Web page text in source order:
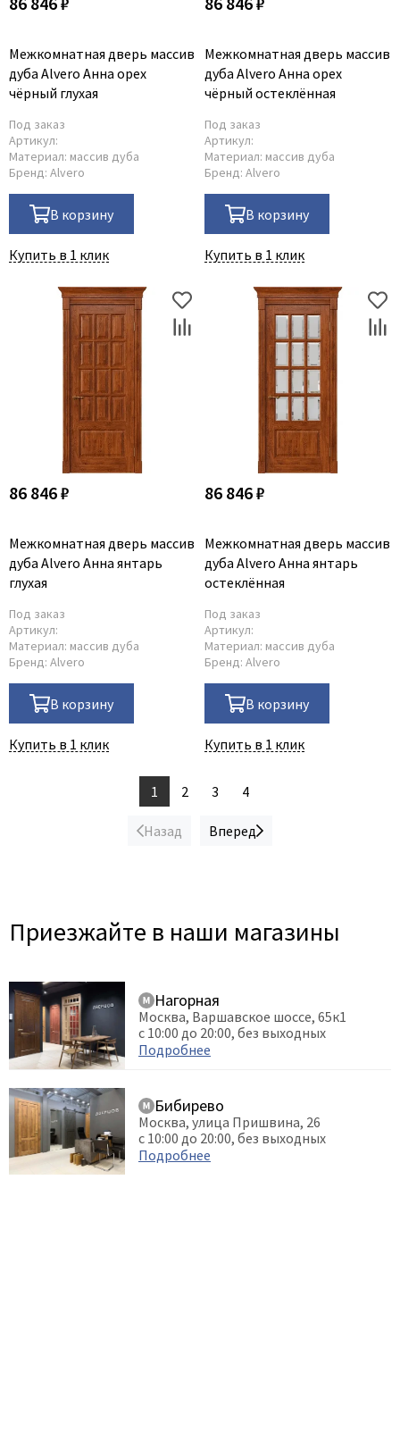
Межкомнатная дверь массив
дуба Alvero Анна орех
чёрный глухая
Под заказ
Артикул:
Материал: массив дуба
Бренд: Alvero
В корзину
Купить в 1 клик
Межкомнатная дверь массив
дуба Alvero Анна орех
чёрный остеклённая
Под заказ
Артикул:
Материал: массив дуба
Бренд: Alvero
В корзину
Купить в 1 клик
86 846 ₽
Межкомнатная дверь массив
дуба Alvero Анна янтарь
глухая
Под заказ
Артикул:
Материал: массив дуба
Бренд: Alvero
В корзину
Купить в 1 клик
86 846 ₽
Межкомнатная дверь массив
дуба Alvero Анна янтарь
остеклённая
Под заказ
Артикул:
Материал: массив дуба
Бренд: Alvero
В корзину
Купить в 1 клик
Назад
1 2 3 4
Вперед
Приезжайте в наши магазины
Нагорная
Москва, Варшавское шоссе, 65к1
с 10:00 до 20:00, без выходных
Подробнее
Бибирево
Москва, улица Пришвина, 26
с 10:00 до 20:00, без выходных
Подробнее